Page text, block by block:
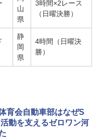
山
県
3時間×2レース
（日曜決勝）
静
岡
県
4時間（日曜決
勝）
育会自動車部はなぜS
動を支えるゼロワン河